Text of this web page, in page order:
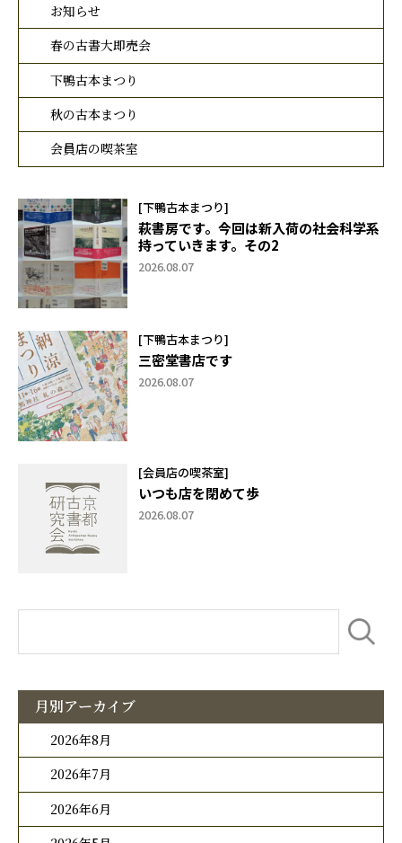
お知らせ
春の古書大即売会
下鴨古本まつり
秋の古本まつり
会員店の喫茶室
[下鴨古本まつり]
萩書房です。今回は新入荷の社会科学系
持っていきます。その2
2026.08.07
[下鴨古本まつり]
三密堂書店です
2026.08.07
[会員店の喫茶室]
いつも店を閉めて歩
2026.08.07
月別アーカイブ
2026年8月
2026年7月
2026年6月